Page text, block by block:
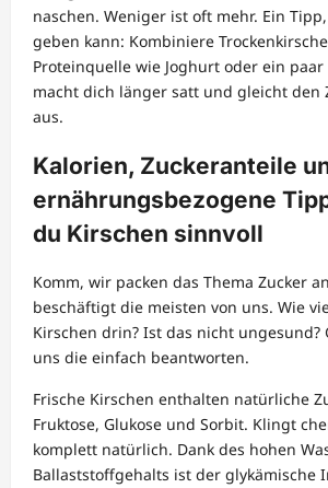
naschen. Weniger ist oft mehr. Ein
geben kann: Kombiniere
Proteinquelle wie Joghurt oder ein paar
macht dich länger satt und gleicht den
aus.
Kalorien, Zuckeranteile
ernährungsbezogene
du Kirschen sinnvoll
Komm, wir packen das Thema Zucker
beschäftigt die meisten von uns. Wie
Kirschen drin? Ist das nicht ungesund?
uns die einfach beantworten.
Frische Kirschen enthalten natürliche
Fruktose, Glukose und Sorbit. Klingt
komplett natürlich. Dank des hohen
Ballaststoffgehalts ist der glykämische